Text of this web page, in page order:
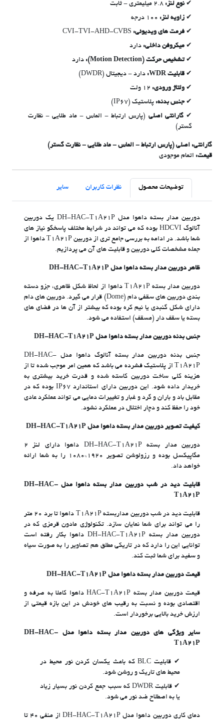
نوع لنز:
زاویه لنز:
فرمت های ویدیوئی: CVI-TVI-AHD-CVBS
میکروفن داخلی: دارد
تشخیص حرکت (Motion Detection):
دارد
قابلیت WDR:
دارد - دیجیتال (DWDR)
ولتاژ ورودی:
جنس بدنه: پلاستیک (IP67)
گارانتی اصلی (پارس ارتباط - الماس - ماد طلایی - نظارت
گستر)
گارانتی: اصلی (پارس ارتباط - الماس - ماد طلایی - نظارت گستر)
قیمت: اتمام موجودی
توضیحات محصول نظرات کاربران سایر
دوربین مدار بسته داهوا مدل DH-HAC-T1A21P یک دوربین
آنالوگ HDCVI بوده که می تواند در شرایط مختلف پاسخگو نیاز های
شما باشد. در ادامه به بررسی جامع تری از دوربین T1A21P داهوا از
جمله مشخصات کلی دوربین و قابلیت های آن می پردازیم.
ظاهر دوربین مدار بسته داهوا مدل DH-HAC-T1A21P
دوربین مدار بسته T1A21P داهوا از لحاظ شکل ظاهری، جزو دسته
بندی دوربین های سقفی دام (Dome) قرار می گیرد. دوربین های دام
دارای شکل گنبدی یا نیم کره بوده که بیشتر از آن ها در فضای های
بسته یا سقف دار (مسقف) استفاده می شود.
جنس بدنه دوربین مدار بسته داهوا مدل DH-HAC-T1A21P
جنس بدنه دوربین مدار بسته آنالوگ داهوا مدل DH-HAC-
T1A21P از پلاستیک فشرده می باشد که همین امر موجب شده تا از
هزینه کلی ساخت دوربین کاسته شده و قدرت خرید بیشتری به
خریدار داده شود. این دوربین دارای استاندارد IP67 بوده که در
مقابل باد و باران و گرد و غبار و تغییرات دمایی می تواند عملکرد عادی
خود را حفظ کند و دچار اختلال در عملکرد نشود.
کیفیت تصویر دوربین مدار بسته داهوا مدل DH-HAC-T1A21P
دوربین مدار بسته DH-HAC-T1A21P داهوا دارای لنز ۲
مگاپیکسل بوده و رزولوشن تصویر ۱۹۲۰*۱۰۸۰ را به شما ارائه
خواهد داد.
قابلیت دید در شب دوربین مدار بسته داهوا مدل DH-HAC-
T1A21P
قابلیت دید در شب دوربین مداربسته T1A21P داهوا تا برد ۲۰ متر
را می تواند برای شما نمایان سازد. تکنولوژی مادون قرمزی که در
دوربین مدار بسته DH-HAC-T1A21P داهوا بکار رفته است
توانایی این را دارد که در تاریکی مطلق هم تصاویر را به صورت سیاه
و سفید برای شما ثبت کند.
قیمت دوربین مدار بسته داهوا مدل DH-HAC-T1A21P
قیمت دوربین مدار بسته HAC-T1A21P داهوا کاملا به صرفه و
اقتصادی بوده و نسبت به رقیب های خودش در این بازه قیمتی از
ارزش خرید بالایی برخوردار است.
سایر ویژگی های دوربین مدار بسته داهوا مدل DH-HAC-
T1A21P
قابلیت BLC که باعث یکسان کردن نور محیط در
محیط های تاریک و روشن شود.
قابلیت DWDR که سبب جمع کردن نور بسیار زیاد
یا به اصطلاح ضد نور می شود.
دمای کاری دوربین داهوا مدل DH-HAC-T1A21P از منفی ۴۰ تا